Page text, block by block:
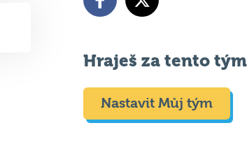
Hraješ za tento
Nastavit Můj tým